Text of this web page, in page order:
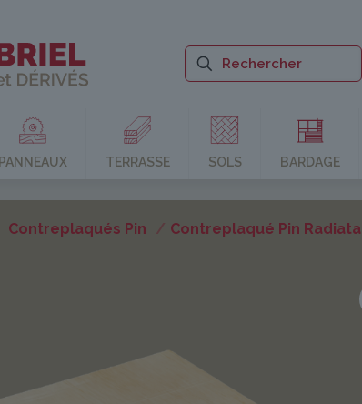
PANNEAUX TERRASSE SOLS BARDAGE
Contreplaqués Pin / Contreplaqué Pin Radiata